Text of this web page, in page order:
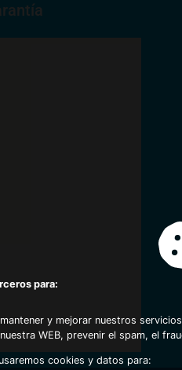
para:
y mejorar nuestros
WEB, prevenir el spam, el
cookies y datos para: